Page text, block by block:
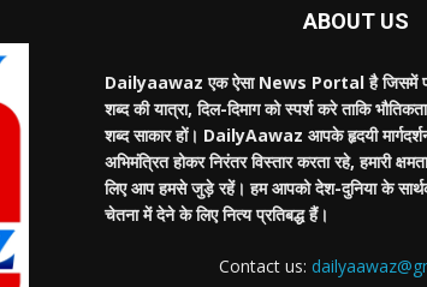
ABOUT US
Dailyaawaz एक ऐसा News Portal है जिसमें
शब्द की यात्रा, दिल-दिमाग को स्पर्श करे ताकि
शब्द साकार हों। DailyAawaz आपके हृदयी
अभिमंत्रित होकर निरंतर विस्तार करता रहे, हमारी
लिए आप हमसे जुड़े रहें। हम आपको देश-दुनिया के सार्थक
चेतना में देने के लिए नित्य प्रतिबद्ध हैं।
Contact us: